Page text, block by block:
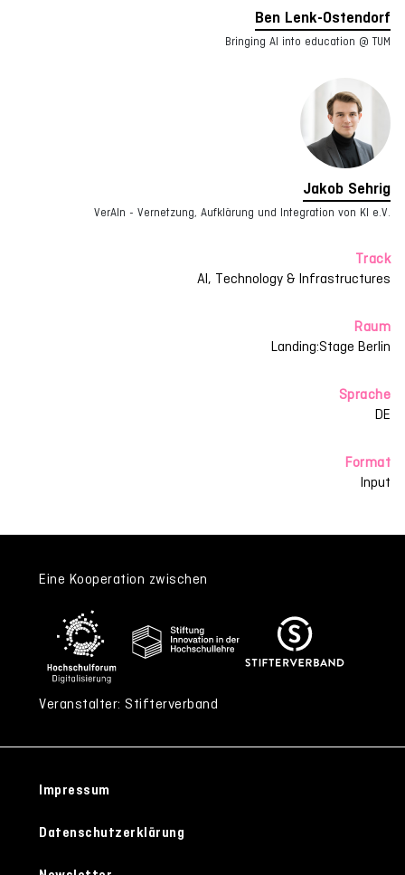
Ben Lenk-Ostendorf
Bringing AI into education @ TUM
Jakob Sehrig
VerAIn - Vernetzung, Aufklärung und Integration von KI e.V.
Track
AI, Technology & Infrastructures
Raum
Landing:Stage Berlin
Sprache
DE
Format
Input
Eine Kooperation zwischen
Veranstalter: Stifterverband
Impressum
Datenschutzerklärung